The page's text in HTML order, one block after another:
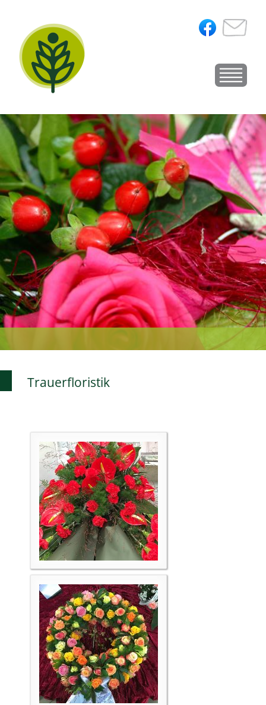
Trauerfloristik